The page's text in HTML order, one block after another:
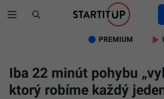
PREMIUM
Iba 22 minút pohybu
ktorý robíme každý